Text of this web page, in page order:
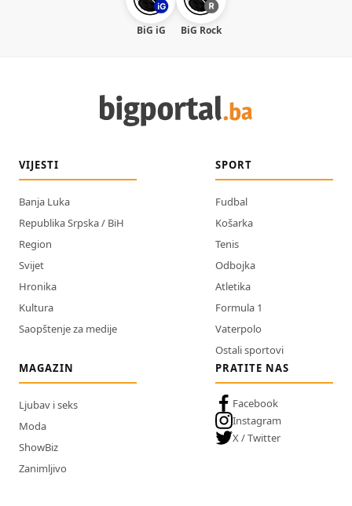
BiG iG BiG Rock
VIJESTI
Banja Luka
Republika Srpska / BiH
Region
Svijet
Hronika
Kultura
Saopštenje za medije
SPORT
Fudbal
Košarka
Tenis
Odbojka
Atletika
Formula 1
Vaterpolo
Ostali sportovi
MAGAZIN
Ljubav i seks
Moda
ShowBiz
Zanimljivo
PRATITE NAS
Facebook
Instagram
X / Twitter